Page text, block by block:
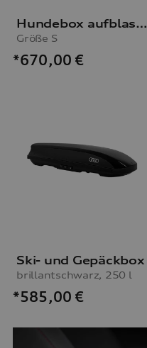
Hundebox aufblasbar
Größe S
*670,00 €
Ski- und Gepäckbox
brillantschwarz, 250 l
*585,00 €